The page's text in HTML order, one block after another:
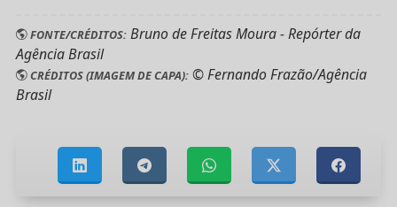
FONTE/CRÉDITOS:Bruno de Freitas Moura - Repórter da
Agência Brasil
CRÉDITOS (IMAGEM DE CAPA):© Fernando Frazão/Agência
Brasil